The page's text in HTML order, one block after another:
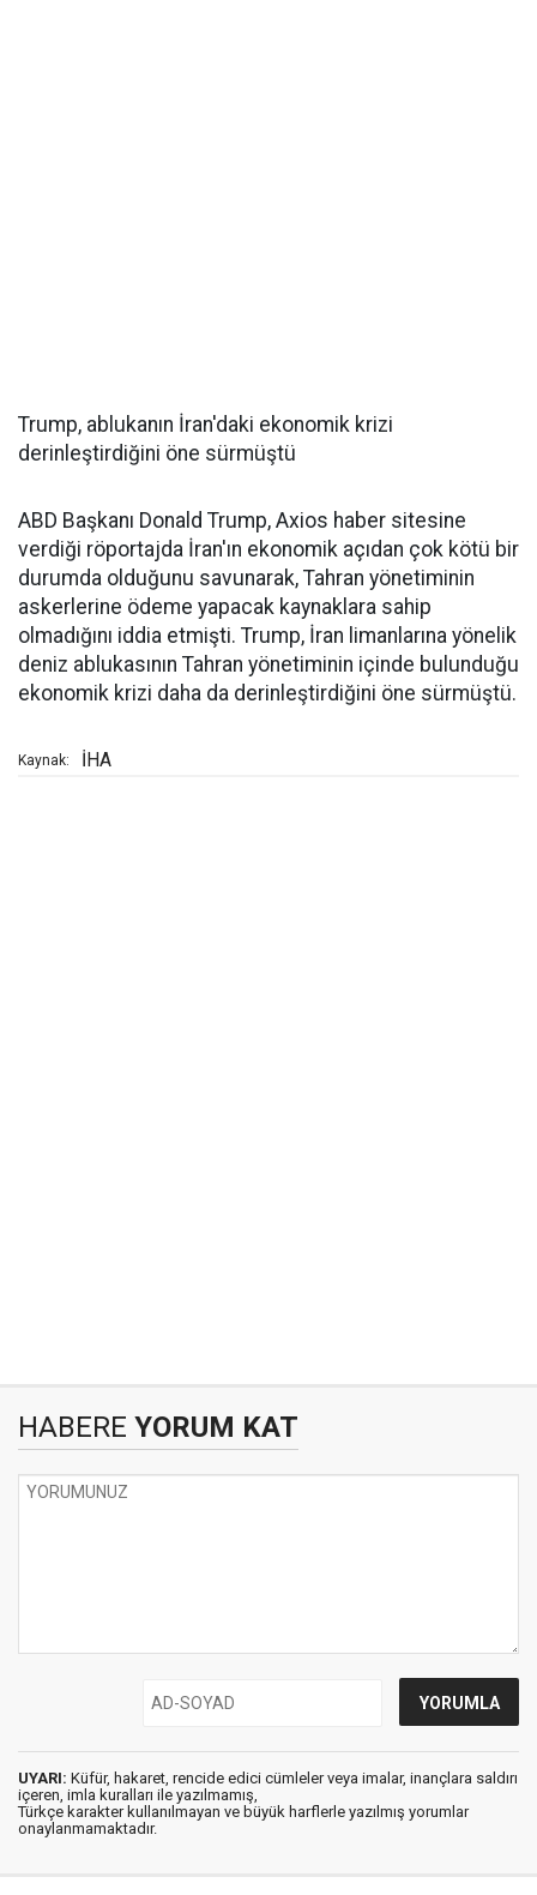
Trump, ablukanın İran'daki ekonomik krizi
derinleştirdiğini öne sürmüştü
ABD Başkanı Donald Trump, Axios haber sitesine
verdiği röportajda İran'ın ekonomik açıdan çok kötü bir
durumda olduğunu savunarak, Tahran yönetiminin
askerlerine ödeme yapacak kaynaklara sahip
olmadığını iddia etmişti. Trump, İran limanlarına yönelik
deniz ablukasının Tahran yönetiminin içinde bulunduğu
ekonomik krizi daha da derinleştirdiğini öne sürmüştü.
Kaynak: İHA
HABERE YORUM KAT
UYARI: Küfür, hakaret, rencide edici cümleler veya imalar, inançlara saldırı
içeren, imla kuralları ile yazılmamış,
Türkçe karakter kullanılmayan ve büyük harflerle yazılmış yorumlar
onaylanmamaktadır.